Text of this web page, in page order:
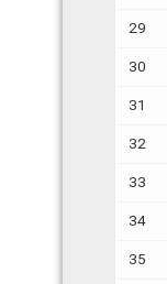
29
30
31
32
33
34
35